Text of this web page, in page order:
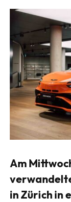
Am
in Zürich in